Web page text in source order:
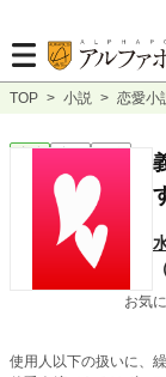
TOP > 小説 > 恋愛小
恋愛 完結 短編
お気
使用人以下の扱いに、